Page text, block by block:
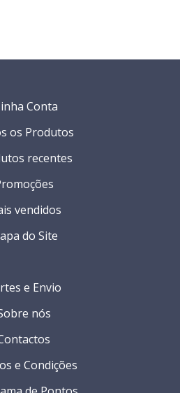
e Envio
nós
e Condições
Conta
os Produtos
recentes
vendidos
do Site